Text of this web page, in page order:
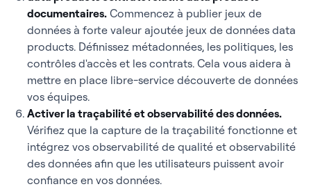
documentaires. Commencez à publier jeux de
données à forte valeur ajoutée jeux de données data
products. Définissez métadonnées, les politiques, les
contrôles d'accès et les contrats. Cela vous aidera à
mettre en place libre-service découverte de données
vos équipes.
Activer la traçabilité et observabilité des données.
Vérifiez que la capture de la traçabilité fonctionne et
intégrez vos observabilité de qualité et observabilité
des données afin que les utilisateurs puissent avoir
confiance en vos données.